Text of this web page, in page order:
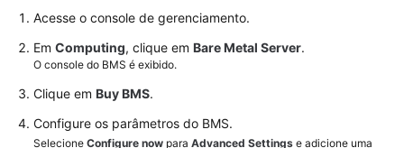
Disco
Par
de
e
Acesse o console de gerenciamento.
Em Computing, clique em Bare Metal Server.
O console do BMS é exibido.
Clique em BuyBMS.
Configure os parâmetros do BMS.
Selecione Configure now para Advanced Settings e adicione uma